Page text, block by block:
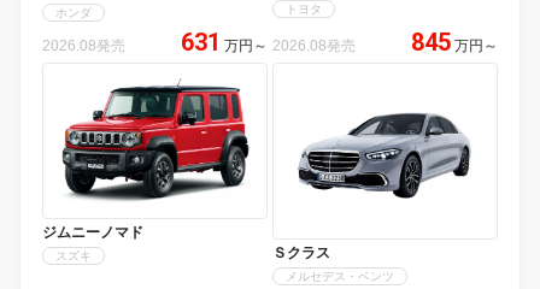
ホンダ
2026.08発売 631 万円 ～
トヨタ
2026.08発売 845 万円 ～
ジムニーノマド
スズキ Ｓクラス
メルセデス・ベンツ